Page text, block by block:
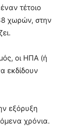
τέτοιο
χωρών, στην
οι ΗΠΑ (ή
εκδίδουν
εξόρυξη
χρόνια.